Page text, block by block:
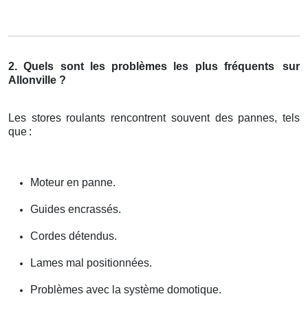
2. Quels sont les problèmes les plus fréquents
sur
Allonville ?
Les stores roulants rencontrent souvent des pannes, tels
que :
Moteur en panne.
Guides encrassés.
Cordes détendus.
Lames mal positionnées.
Problèmes avec la système domotique.